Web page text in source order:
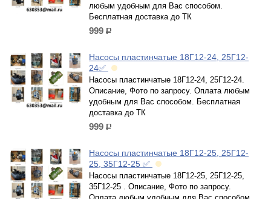
любым удобным для Вас способом.
Бесплатная доставка до ТК
999 р.
Насосы пластинчатые 18Г12-24, 25Г12-
24✅
Насосы пластинчатые 18Г12-24, 25Г12-24.
Описание, Фото по запросу. Оплата любым
удобным для Вас способом. Бесплатная
доставка до ТК
999 р.
Насосы пластинчатые 18Г12-25, 25Г12-
25, 35Г12-25 ✅
Насосы пластинчатые 18Г12-25, 25Г12-25,
35Г12-25 . Описание, Фото по запросу.